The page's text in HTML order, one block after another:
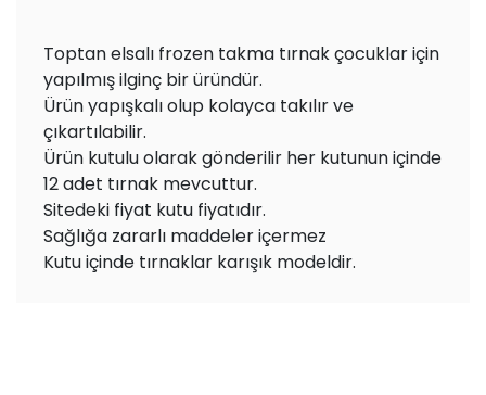
Toptan elsalı frozen takma tırnak çocuklar için
yapılmış ilginç bir üründür.
Ürün yapışkalı olup kolayca takılır ve
çıkartılabilir.
Ürün kutulu olarak gönderilir her kutunun içinde
12 adet tırnak mevcuttur.
Sitedeki fiyat kutu fiyatıdır.
Sağlığa zararlı maddeler içermez
Kutu içinde tırnaklar karışık modeldir.